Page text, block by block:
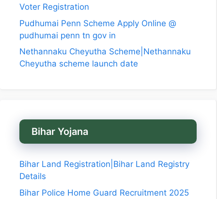
Voter Registration
Pudhumai Penn Scheme Apply Online @
pudhumai penn tn gov in
Nethannaku Cheyutha Scheme|Nethannaku
Cheyutha scheme launch date
Bihar Yojana
Bihar Land Registration|Bihar Land Registry
Details
Bihar Police Home Guard Recruitment 2025